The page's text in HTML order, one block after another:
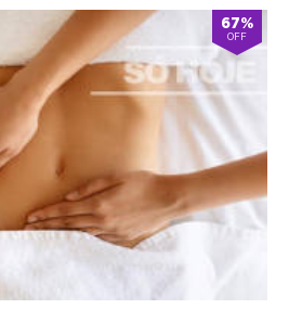
67%
OFF